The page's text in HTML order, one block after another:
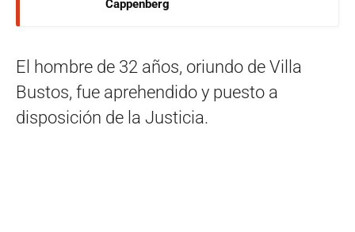
Cappenberg
El hombre de 32 años, oriundo de Villa
Bustos, fue aprehendido y puesto a
disposición de la Justicia.